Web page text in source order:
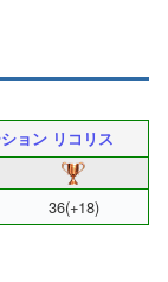
ョン リコリス
36(+18)